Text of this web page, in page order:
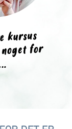
kursus
for